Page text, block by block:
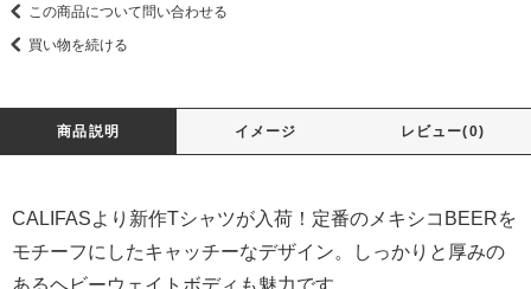
この商品について問い合わせる
買い物を続ける
商品説明 イメージ レビュー(0)
CALIFASより新作Tシャツが入荷！定番のメキシコBEERを
モチーフにしたキャッチーなデザイン。しっかりと厚みの